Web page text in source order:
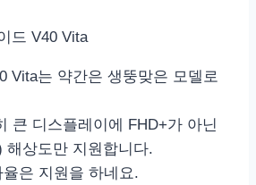
Vita는 약간은 생뚱맞은 모델로
큰 디스플레이에 FHD+가 아닌
해상도만 지원합니다.
은 지원을 하네요.